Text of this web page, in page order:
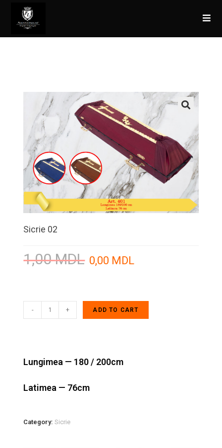
Sicrie 02
1,00MDL 0,00 MDL
- + ADD TO CART
Lungimea — 180 / 200cm
Latimea — 76cm
Category:Sicrie